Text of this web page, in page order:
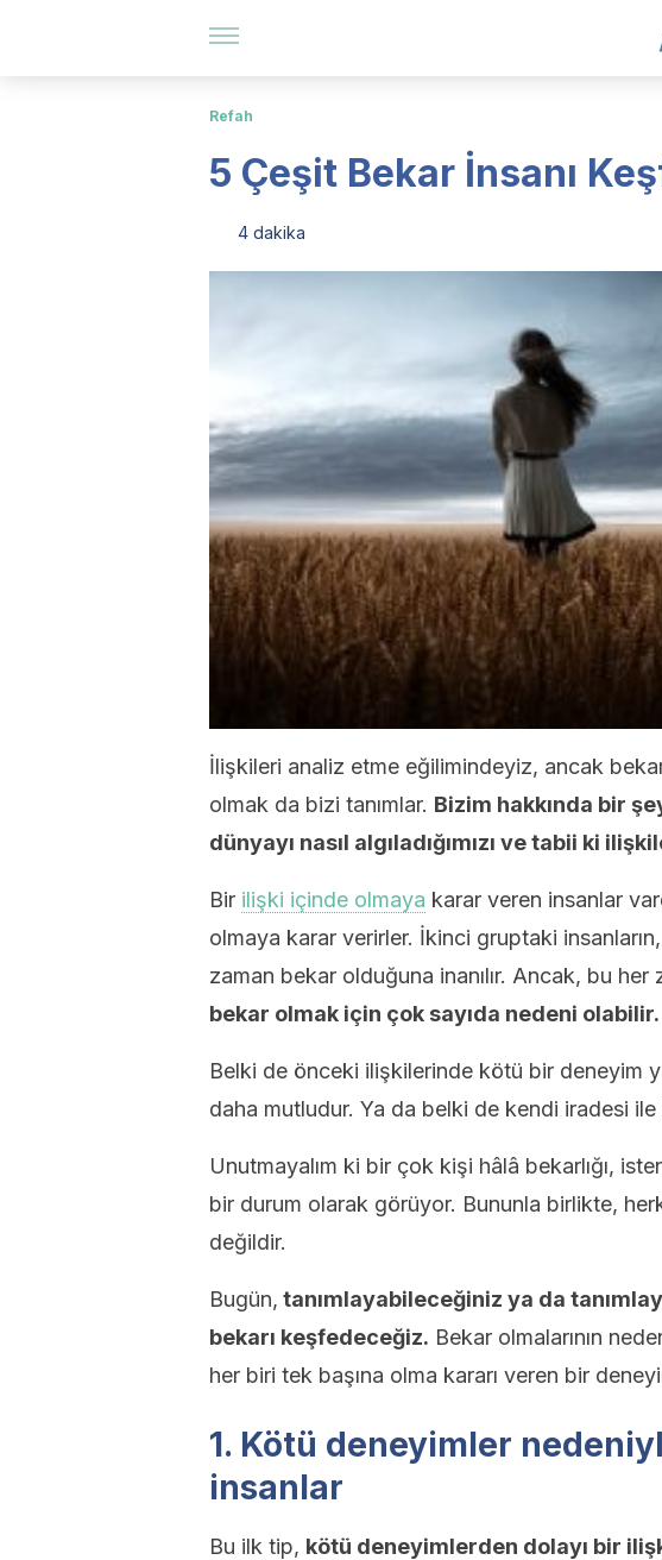
Refah
5 Çeşit Bekar İnsanı
4 dakika
İlişkileri analiz etme eğilimindeyiz, ancak
olmak da bizi tanımlar. Bizim hakkında bir
dünyayı nasıl algıladığımızı ve tabii ki
Bir ilişki içinde olmaya karar veren insanlar
olmaya karar verirler. İkinci gruptaki
zaman bekar olduğuna inanılır. Ancak, bu
bekar olmak için çok sayıda nedeni olabilir.
Belki de önceki ilişkilerinde kötü bir deneyim
daha mutludur. Ya da belki de kendi iradesi
Unutmayalım ki bir çok kişi hâlâ bekarlığı,
bir durum olarak görüyor. Bununla birlikte,
değildir.
Bugün, tanımlayabileceğiniz ya da
bekarı keşfedeceğiz. Bekar olmalarının
her biri tek başına olma kararı veren bir
1. Kötü deneyimler
insanlar
Bu ilk tip, kötü deneyimlerden dolayı bir